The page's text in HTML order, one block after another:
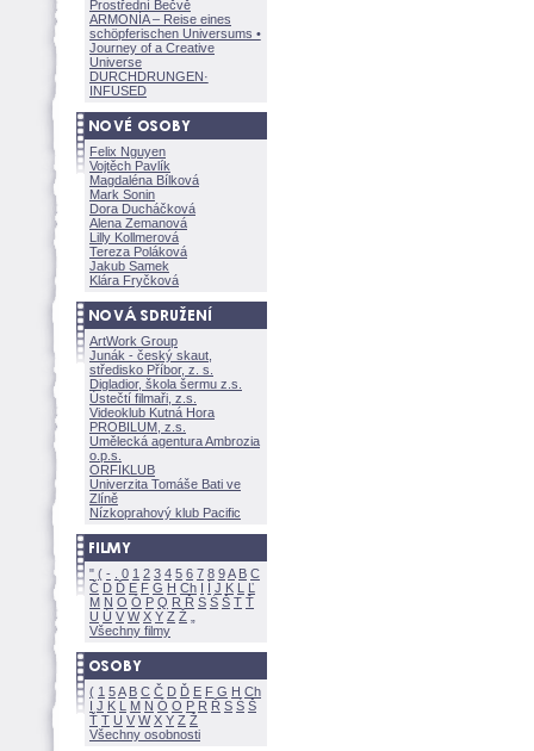
Prostřední Bečvě
ARMONÍA – Reise eines
schöpferischen Universums •
Journey of a Creative
Universe
DURCHDRUNGEN·
INFUSED
Felix Nguyen
Vojtěch Pavlík
Magdaléna Bílkov
Mark Sonin
Dora Ducháčkov
Alena Zemanov
Lilly Kollmerov
Tereza Polákov
Jakub Samek
Klára Fryčkov
ArtWork Group
Junák - český skaut,
středisko Příbor, z. s.
Digladior, škola šermu z.s.
Ústečtí filmaři, z.s.
Videoklub Kutná Hora
PROBILUM, z.s.
Umělecká agentura Ambrozia
o.p.s.
ORFIKLUB
Univerzita Tomáše Bati ve
Zlíně
Nízkoprahový klub Pacific
" ( - 0 1 2 3 4 5 6 7 8 9A B C
Č D Ď E F G H Ch I Í J K L
Ľ
M N O Ó P Q R Ř S Ś T Ť
U Ú V W X Y Z
Všechny filmy
( 1 5A B C Č D Ď E F G H Ch
I J K L M N Ó O P R Ř S Ś
Ť T U V W X Y Z
Všechny osobnosti